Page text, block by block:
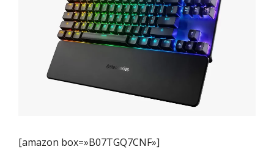
[amazon box=»B07TGQ7CNF»]